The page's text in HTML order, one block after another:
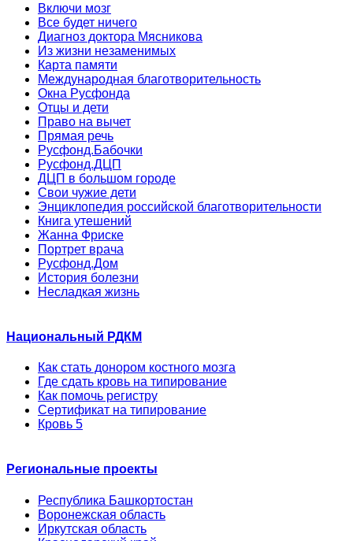
Включи мозг
Все будет ничего
Диагноз доктора Мясникова
Из жизни незаменимых
Карта памяти
Международная благотворительность
Окна Русфонда
Отцы и дети
Право на вычет
Прямая речь
Русфонд.Бабочки
Русфонд.ДЦП
ДЦП в большом городе
Свои чужие дети
Энциклопедия российской благотворительности
Книга утешений
Жанна Фриске
Портрет врача
Русфонд.Дом
История болезни
Несладкая жизнь
Национальный РДКМ
Как стать донором костного мозга
Где сдать кровь на типирование
Как помочь регистру
Сертификат на типирование
Кровь 5
Региональные проекты
Республика Башкортостан
Воронежская область
Иркутская область